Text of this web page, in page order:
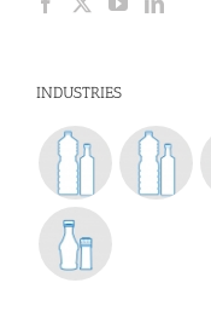
INDUSTRIES